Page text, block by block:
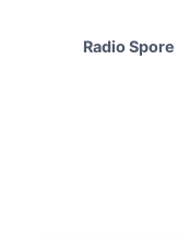
Radio Spore